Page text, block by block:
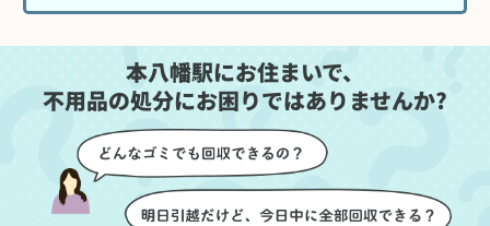
本八幡駅にお住まいで、
不用品の処分にお困りではありませんか?